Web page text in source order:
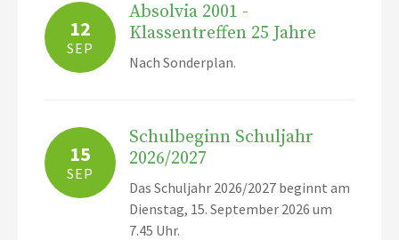
12
SEP
Absolvia 2001 -
Klassentreffen 25 Jahre
Nach Sonderplan.
15
SEP
Schulbeginn Schuljahr
2026/2027
Das Schuljahr 2026/2027 beginnt am
Dienstag, 15. September 2026 um
7.45 Uhr.